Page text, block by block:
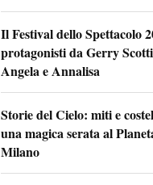
Il Festival dello Spettacolo
protagonisti da Gerry
Angela e Annalisa
Storie del Cielo: miti e
una magica serata al
Milano